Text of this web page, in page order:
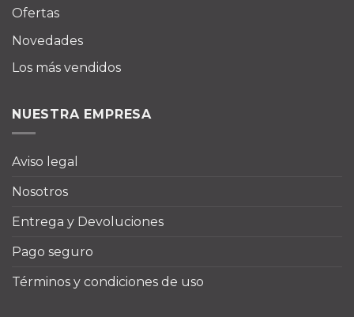
Ofertas
Novedades
Los más vendidos
NUESTRA EMPRESA
Aviso legal
Nosotros
Entrega y Devoluciones
Pago seguro
Términos y condiciones de uso